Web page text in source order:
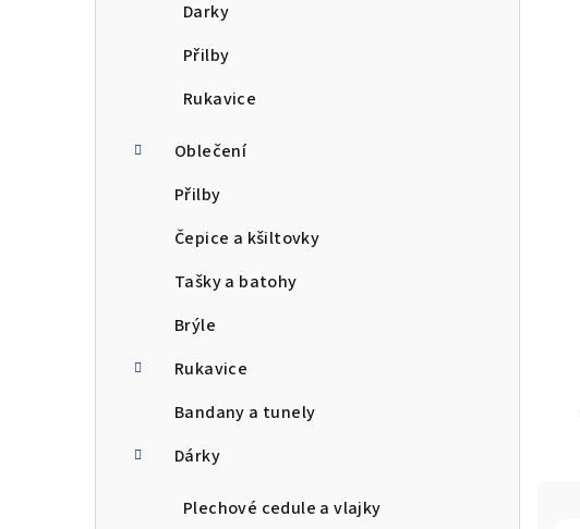
Darky
Přilby
Rukavice
Oblečení
Přilby
Čepice a kšiltovky
Tašky a batohy
Brýle
Rukavice
Bandany a tunely
Dárky
Plechové cedule a vlajky